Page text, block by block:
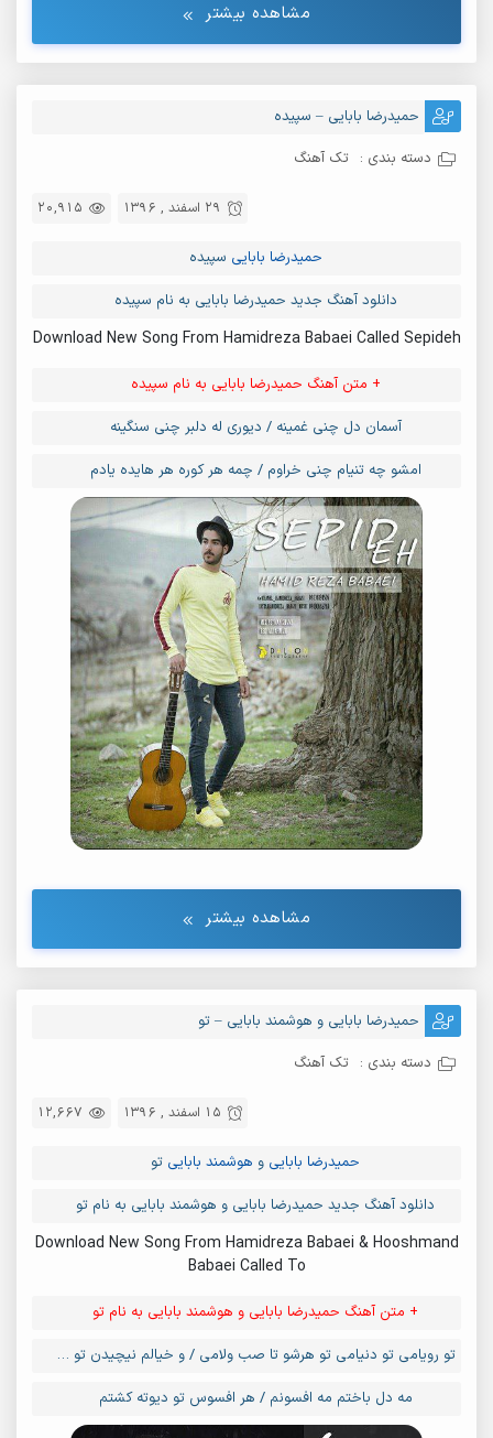
مشاهده بیشتر
حمیدرضا بابایی – سپیده
دسته بندی : تک آهنگ
20,915 29 اسفند , 1396
حمیدرضا بابایی سپیده
دانلود آهنگ جدید حمیدرضا بابایی به نام سپیده
Download New Song From Hamidreza Babaei Called Sepideh
+ متن آهنگ حمیدرضا بابایی به نام سپیده
آسمان دل چنی غمینه / دیوری له دلبر چنی سنگینه
امشو چه تنیام چنی خراوم / چمه هر کوره هر هایده یادم
مشاهده بیشتر
حمیدرضا بابایی و هوشمند بابایی – تو
دسته بندی : تک آهنگ
12,667 15 اسفند , 1396
حمیدرضا بابایی و هوشمند بابایی تو
دانلود آهنگ جدید حمیدرضا بابایی و هوشمند بابایی به نام تو
Download New Song From Hamidreza Babaei & Hooshmand
Babaei Called To
+ متن آهنگ حمیدرضا بابایی و هوشمند بابایی به نام تو
تو رویامی تو دنیامی تو هرشو تا صب ولامی / و خیالم نیچیدن تو عه نترسم ایوشم خدامی
مه دل باختم مه افسونم / هر افسوس تو دیوته کشتم